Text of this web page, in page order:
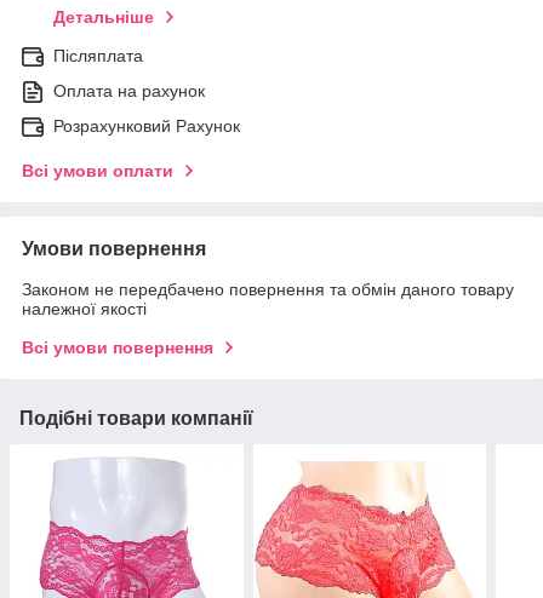
Детальніше
Післяплата
Оплата на рахунок
Розрахунковий Рахунок
Всі умови оплати
Умови повернення
Законом не передбачено повернення та обмін даного товару
належної якості
Всі умови повернення
Подібні товари компанії